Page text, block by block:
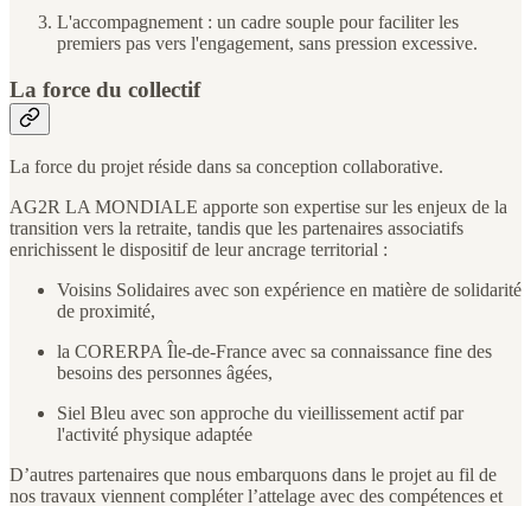
L'accompagnement : un cadre souple pour faciliter les
premiers pas vers l'engagement, sans pression excessive.
La force du collectif
La force du projet réside dans sa conception collaborative.
AG2R LA MONDIALE apporte son expertise sur les enjeux de la
transition vers la retraite, tandis que les partenaires associatifs
enrichissent le dispositif de leur ancrage territorial :
Voisins Solidaires avec son expérience en matière de solidarité
de proximité,
la CORERPA Île-de-France avec sa connaissance fine des
besoins des personnes âgées,
Siel Bleu avec son approche du vieillissement actif par
l'activité physique adaptée
D’autres partenaires que nous embarquons dans le projet au fil de
nos travaux viennent compléter l’attelage avec des compétences et